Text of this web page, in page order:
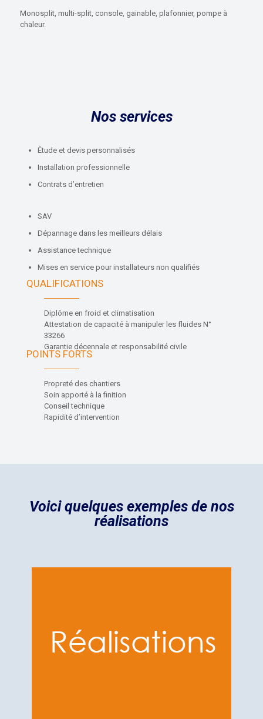
Monosplit, multi-split, console, gainable, plafonnier, pompe à
chaleur.
Nos services
Étude et devis personnalisés
Installation professionnelle
Contrats d’entretien
SAV
Dépannage dans les meilleurs délais
Assistance technique
Mises en service pour installateurs non qualifiés
QUALIFICATIONS
Diplôme en froid et climatisation
Attestation de capacité à manipuler les fluides N°
33266
Garantie décennale et responsabilité civile
POINTS FORTS
Propreté des chantiers
Soin apporté à la finition
Conseil technique
Rapidité d’intervention
Voici quelques exemples de nos
réalisations